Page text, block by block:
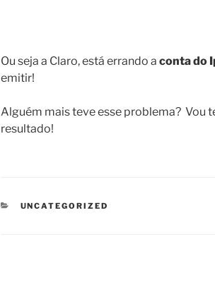
Ou seja a Claro, está errando a contado
emitir!
Alguém mais teve esse problema? Vou
resultado!
CATEGORIAS
UNCATEGORIZED